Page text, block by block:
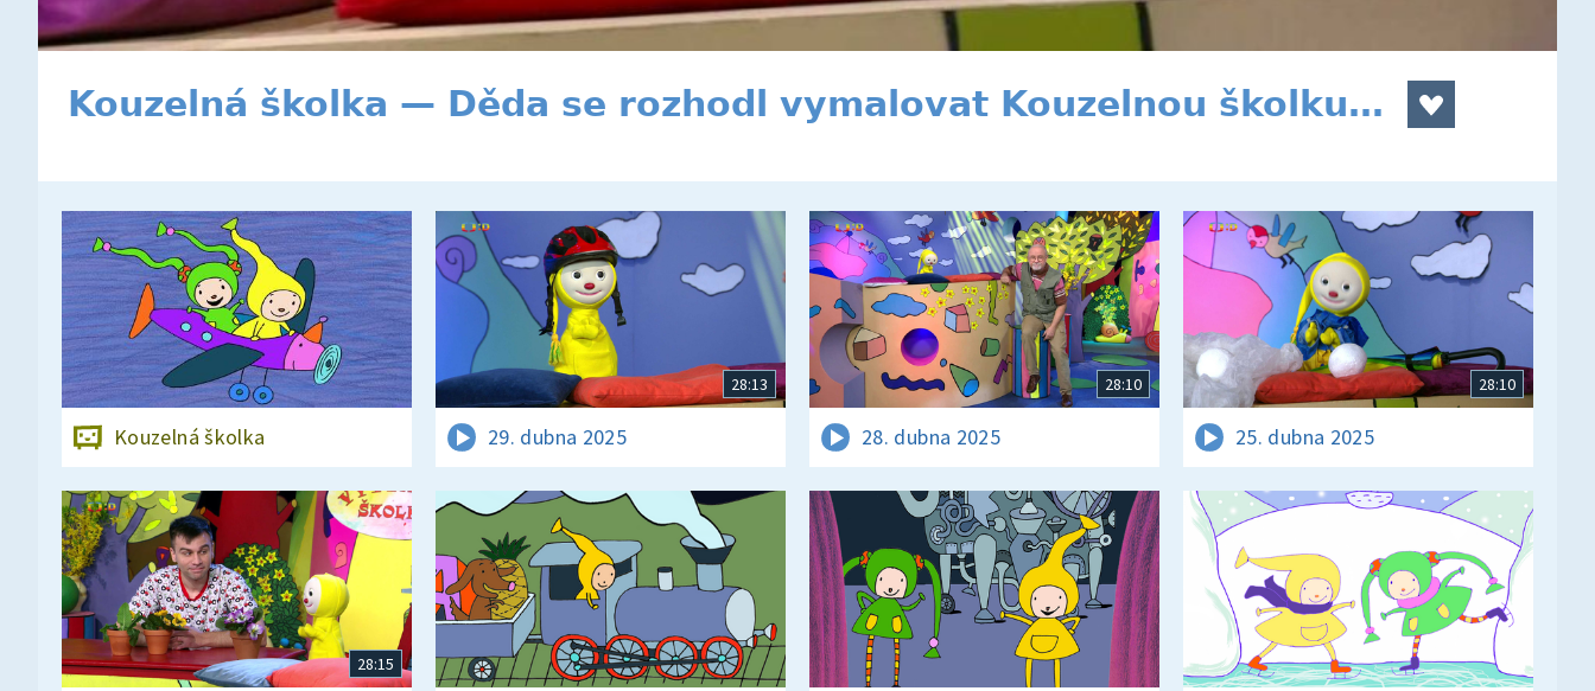
Kouzelná školka — Děda se rozhodl vymalovat Kouzelnou školku…
Kouzelná školka
28:13
29. dubna 2025
28:10
28. dubna 2025
28:10
25. dubna 2025
28:15